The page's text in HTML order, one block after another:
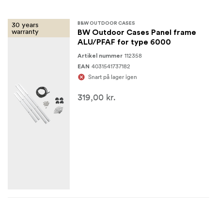
30 years
warranty
B&W OUTDOOR CASES
BW Outdoor Cases Panel frame
ALU/PFAF for type 6000
Artikel nummer 112358
EAN 4031541737182
Snart på lager igen
319,00 kr.